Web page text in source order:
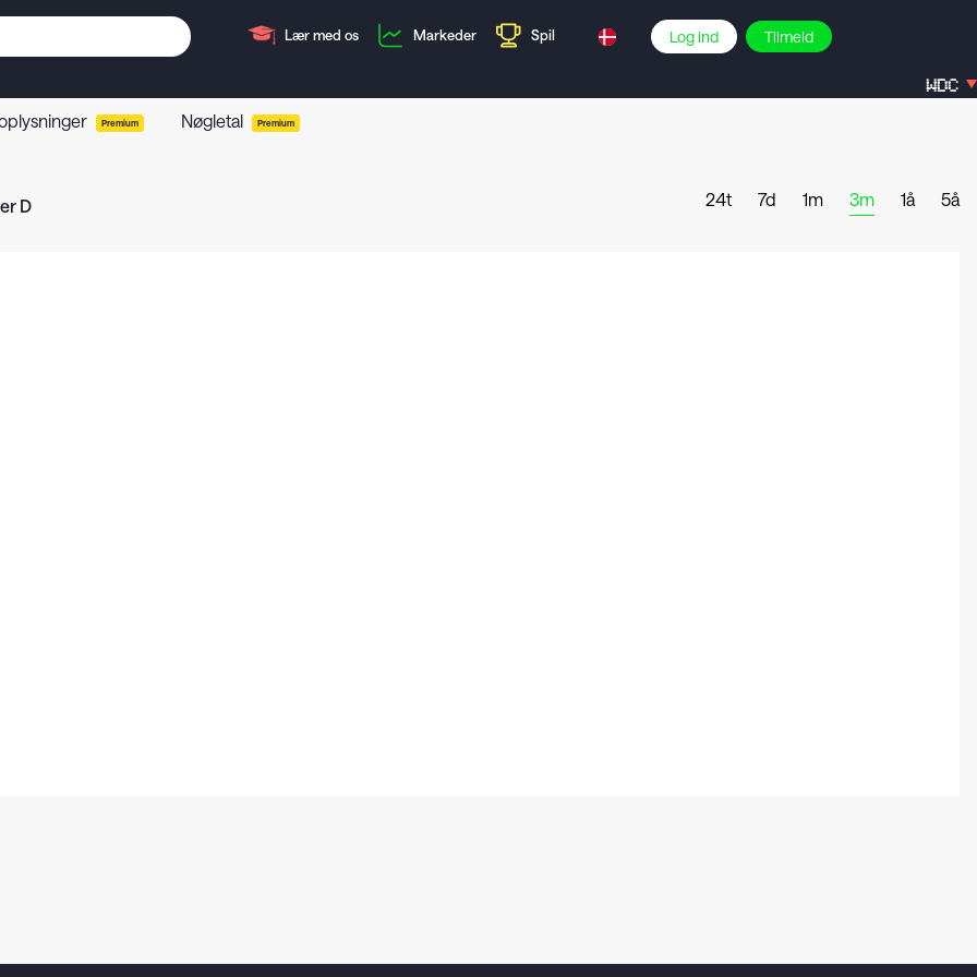
Lær med os Markeder Spil Log ind Tilmeld
WDC
Premium Nøgletal Premium
D
24t 7d 1m 3m 1å 5å